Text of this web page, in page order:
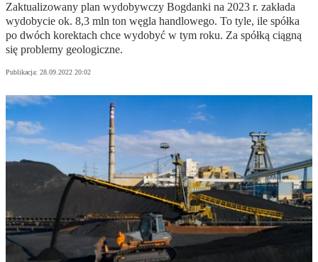
Zaktualizowany plan wydobywczy Bogdanki na 2023 r. zakłada
wydobycie ok. 8,3 mln ton węgla handlowego. To tyle, ile spółka
po dwóch korektach chce wydobyć w tym roku. Za spółką ciągną
się problemy geologiczne.
Publikacja: 28.09.2022 20:02